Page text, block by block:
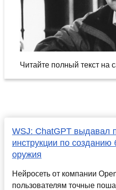
Читайте полный текст на
WSJ: ChatGPT выдавал
инструкции по созданию
оружия
Нейросеть от компании
пользователям точные